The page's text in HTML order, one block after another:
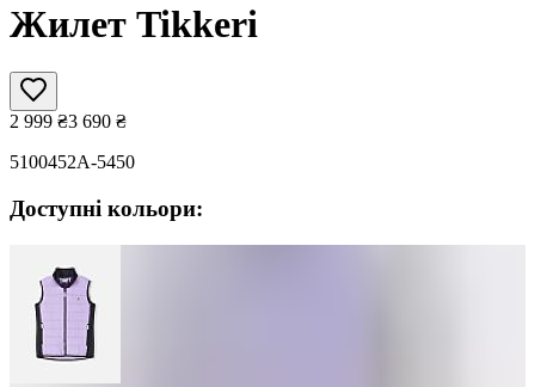
Жилет Tikkeri
2 999 ₴3 690 ₴
5100452A-5450
Доступні кольори: